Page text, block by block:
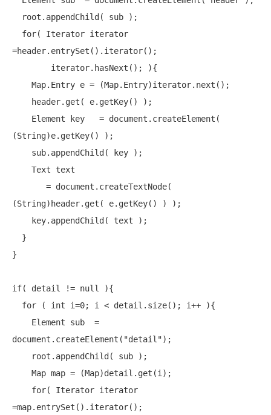
for( Iterator iterator
=header.entrySet().iterator();
(String)e.getKey() );
(String)header.get( e.getKey() ) );
}
if( detail != null
){
for ( int i=0; i < detail.size(); i++ ){
document.createElement( "detail");
for( Iterator iterator
=map.entrySet().iterator();